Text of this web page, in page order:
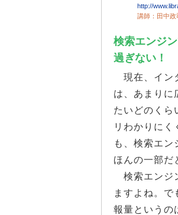
http://
講師：田中政
検索エンジ
過ぎない！
現在、イン
は、あまりに
たいどのくら
リわかりにく
も、検索エン
ほんの一部だ
検索エンジ
ますよね。で
報量というの